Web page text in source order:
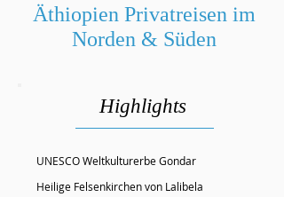
Äthiopien Privatreisen im
Norden & Süden
Highlights
UNESCO Weltkulturerbe Gondar
Heilige Felsenkirchen von Lalibela